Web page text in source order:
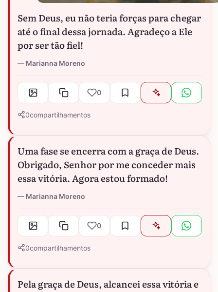
Sem Deus, eu não teria forças para chegar
até o final dessa jornada. Agradeço a Ele
por ser tão fiel!
Marianna Moreno
0
0compartilhamentos
Uma fase se encerra com a graça de Deus.
Obrigado, Senhor por me conceder mais
essa vitória. Agora estou formado!
Marianna Moreno
0
0compartilhamentos
Pela graça de Deus, alcancei essa vitória e